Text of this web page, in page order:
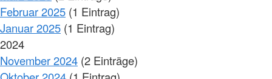
Februar 2025 (1 Eintrag)
Januar 2025 (1 Eintrag)
2024
November 2024 (2 Einträge)